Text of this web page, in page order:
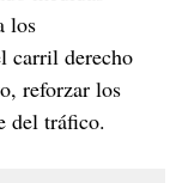
los
carril derecho
reforzar los
del tráfico.